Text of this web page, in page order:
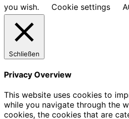
you wish.
Cookie settings
Schließen
Privacy Overview
This website uses cookies to
while you navigate through the
cookies, the cookies that are